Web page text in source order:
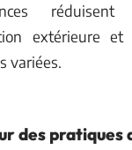
réduisent
extérieure
variées.
des pratiques